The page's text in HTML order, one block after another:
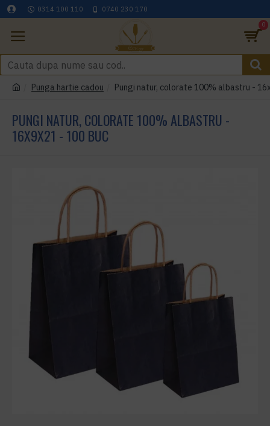
0314 100 110 0740 230 170
0
Punga hartie cadou Pungi natur, colorate 100% albastru -
PUNGI NATUR, COLORATE 100% ALBASTRU -
16X9X21 - 100 BUC